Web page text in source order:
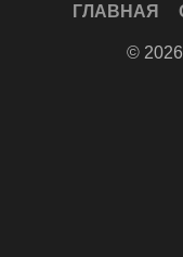
ГЛАВНАЯ
© 2026